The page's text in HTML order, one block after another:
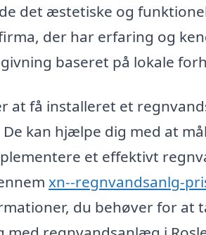
det æstetiske og
der har erfaring og
baseret på lokale
at få installeret et
kan hjælpe dig med at
et effektivt
xn--regnvandsanlg-
du behøver for at